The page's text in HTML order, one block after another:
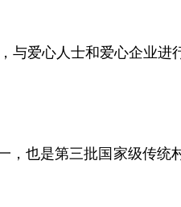
与爱心人士和爱心企业
也是第三批国家级传统